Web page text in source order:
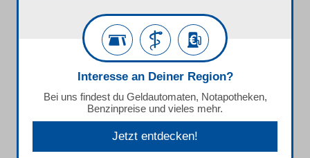
Interesse an Deiner Region?
Bei uns findest du Geldautomaten, Notapotheken,
Benzinpreise und vieles mehr.
Jetzt entdecken!